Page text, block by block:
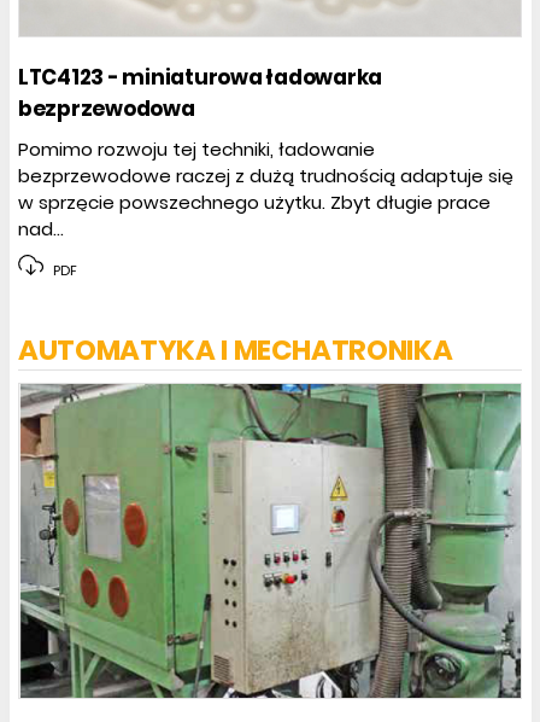
LTC4123 - miniaturowa ładowarka
bezprzewodowa
Pomimo rozwoju tej techniki, ładowanie
bezprzewodowe raczej z dużą trudnością adaptuje się
w sprzęcie powszechnego użytku. Zbyt długie prace
nad...
PDF
AUTOMATYKA I MECHATRONIKA